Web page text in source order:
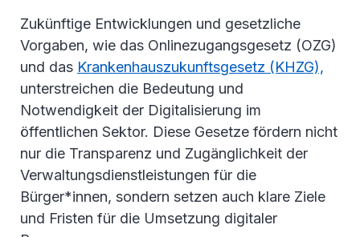
Zukünftige Entwicklungen und gesetzliche
Vorgaben, wie das Onlinezugangsgesetz (OZG)
und das Krankenhauszukunftsgesetz (KHZG),
unterstreichen die Bedeutung und
Notwendigkeit der Digitalisierung im
öffentlichen Sektor. Diese Gesetze fördern nicht
nur die Transparenz und Zugänglichkeit der
Verwaltungsdienstleistungen für die
Bürger*innen, sondern setzen auch klare Ziele
und Fristen für die Umsetzung digitaler